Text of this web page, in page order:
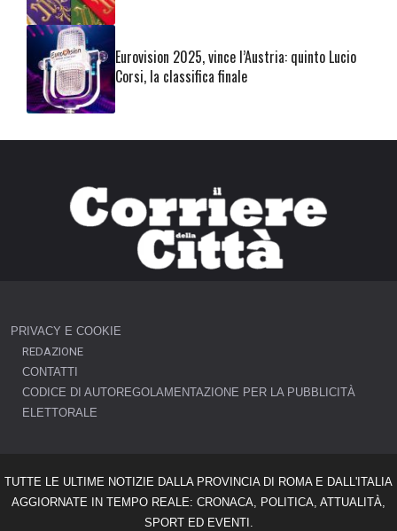
Eurovision 2025, vince l’Austria: quinto Lucio
Corsi, la classifica finale
PRIVACY E COOKIE
REDAZIONE
CONTATTI
CODICE DI AUTOREGOLAMENTAZIONE PER LA PUBBLICITÀ
ELETTORALE
TUTTE LE ULTIME NOTIZIE DALLA PROVINCIA DI ROMA E DALL'ITALIA
AGGIORNATE IN TEMPO REALE: CRONACA, POLITICA, ATTUALITÀ,
SPORT ED EVENTI.